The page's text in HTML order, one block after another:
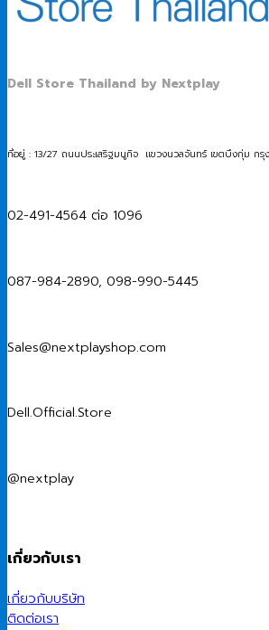
Dell Store Thailand by Nextplay
ที่อยู่ : 13/27 ถนนประเสริฐมนูกิจ แขวงนวลจันทร์ เขตบึงกุ่ม กรุ
02-491-4564 ต่อ 1096
087-984-2890, 098-990-5445
Sales@nextplayshop.com
Dell.Official.Store
@nextplay
เกี่ยวกับเรา
เกี่ยวกับบริษัท
ติดต่อเรา